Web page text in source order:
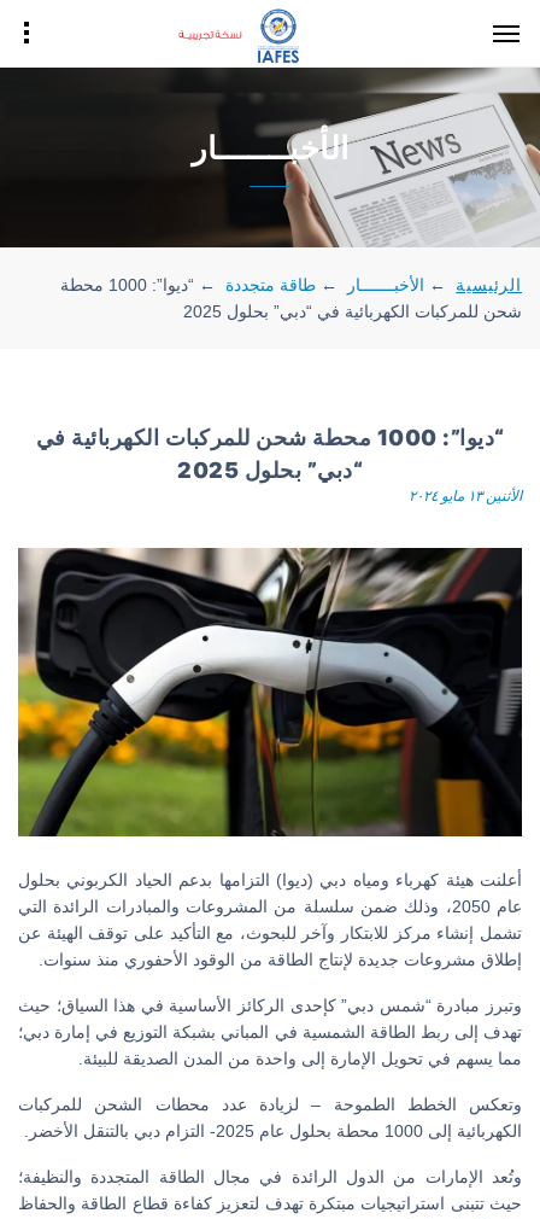
الأخبـــــــار
الرئيسية ← الأخبـــــــار ← طاقة متجددة ←
“ديوا”: 1000 محطة
شحن للمركبات الكهربائية في “دبي” بحلول 2025
“ديوا”: 1000 محطة شحن للمركبات الكهربائية في
“دبي” بحلول 2025
الأثنين ١٣ مايو ٢٠٢٤
أعلنت هيئة كهرباء ومياه دبي (ديوا) التزامها بدعم الحياد الكربوني بحلول
عام 2050، وذلك ضمن سلسلة من المشروعات والمبادرات الرائدة التي
تشمل إنشاء مركز للابتكار وآخر للبحوث، مع التأكيد على توقف الهيئة عن
إطلاق مشروعات جديدة لإنتاج الطاقة من الوقود الأحفوري منذ سنوات.
وتبرز مبادرة “شمس دبي” كإحدى الركائز الأساسية في هذا السياق؛ حيث
تهدف إلى ربط الطاقة الشمسية في المباني بشبكة التوزيع في إمارة دبي؛
مما يسهم في تحويل الإمارة إلى واحدة من المدن الصديقة للبيئة.
وتعكس الخطط الطموحة – لزيادة عدد محطات الشحن للمركبات
الكهربائية إلى 1000 محطة بحلول عام 2025- التزام دبي بالتنقل الأخضر.
وتُعد الإمارات من الدول الرائدة في مجال الطاقة المتجددة والنظيفة؛
حيث تتبنى استراتيجيات مبتكرة تهدف لتعزيز كفاءة قطاع الطاقة والحفاظ